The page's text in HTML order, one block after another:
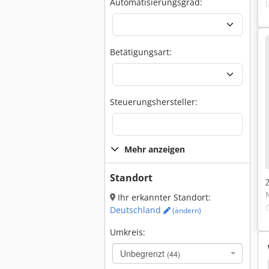
Betätigungsart:
Steuerungshersteller:
Mehr anzeigen
Standort
Ihr erkannter Standort:
Deutschland
(ändern)
Umkreis:
Unbegrenzt (44)